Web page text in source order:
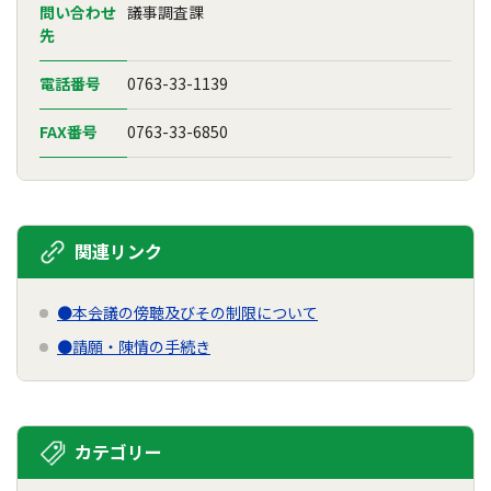
問い合わせ
先
議事調査課
電話番号 0763-33-1139
FAX番号 0763-33-6850
関連リンク
●本会議の傍聴及びその制限について
●請願・陳情の手続き
カテゴリー